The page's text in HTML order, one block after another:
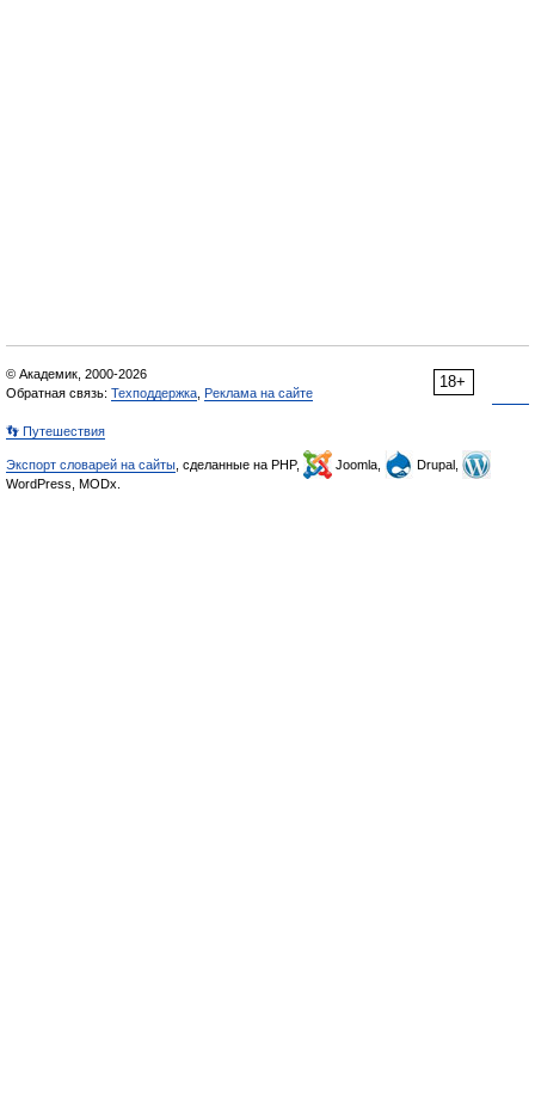
18+
© Академик, 2000-2026
Обратная связь: Техподдержка Реклама на сайте
👣 Путешествия
Экспорт словарей на сайты , сделанные на PHP, Joomla,
Drupal,
WordPress, MODx.